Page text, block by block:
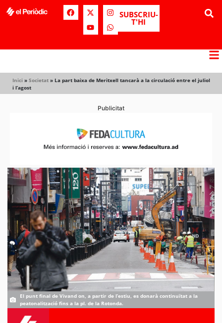
SUBSCRIU-
T'HI
Inici » Societat » La part baixa de Meritxell tancarà a la circulació entre el juliol
i l’agost
Publicitat
El punt final de Vivand on, a partir de l’estiu, es donarà continuïtat a la
peatonalització fins a la pl. de la Rotonda.